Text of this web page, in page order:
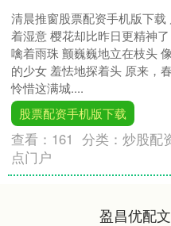
清晨推窗股票配资手机版下载
着湿意 樱花却比昨日更精神
噙着雨珠 颤巍巍地立在枝头
的少女 羞怯地探着头 原来，
怜惜这满城....
股票配资手机版下载
查看： 161 分类：炒股配
点门户
盈昌优配